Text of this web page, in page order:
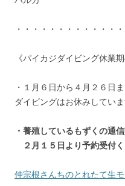
・・・・・・・・・・・・・
《パイカジダイビング休業
・１月６日から４月２６日
ダイビングはお休みしていま
・養殖しているもずくの通信
２月１５日より予約受付く
仲宗根さんちのとれたて生